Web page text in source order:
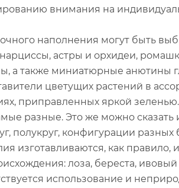
внимания на
наполнения могут быть
астры и орхидеи,
а также миниатюрные анютины
цветущих растений в
приправленных яркой
разные. Это же можно сказать
полукруг, конфигурации разных
изготавливаются, как правило,
лоза, береста, ивовый
использование и